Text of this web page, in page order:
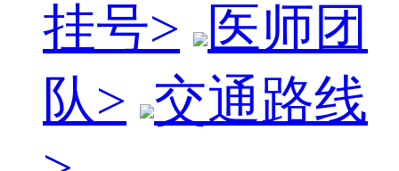
挂号>
医师团
队> 交通路线